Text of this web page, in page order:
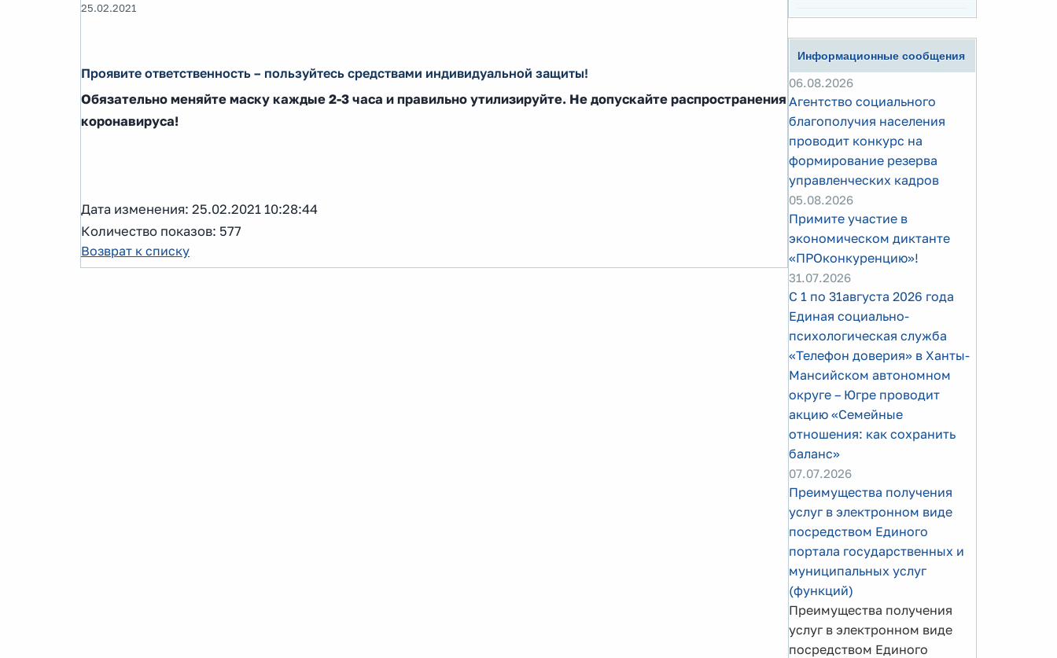
25.02.2021
Проявите ответственность – пользуйтесь средствами индивидуальной защиты!
Обязательно меняйте маску каждые 2-3 часа и правильно утилизируйте. Не допускайте распространения
коронавируса!
Дата изменения: 25.02.2021 10:28:44
Количество показов: 577
Возврат к списку
Информационные сообщения
06.08.2026
Агентство социального
благополучия населения
проводит конкурс на
формирование резерва
управленческих кадров
05.08.2026
Примите участие в
экономическом диктанте
«ПРОконкуренцию»!
31.07.2026
С 1 по 31августа 2026 года
Единая социально-
психологическая служба
«Телефон доверия» в Ханты-
Мансийском автономном
округе – Югре проводит
акцию «Семейные
отношения: как сохранить
баланс»
07.07.2026
Преимущества получения
услуг в электронном виде
посредством Единого
портала государственных и
муниципальных услуг
(функций)
Преимущества получения
услуг в электронном виде
посредством Единого